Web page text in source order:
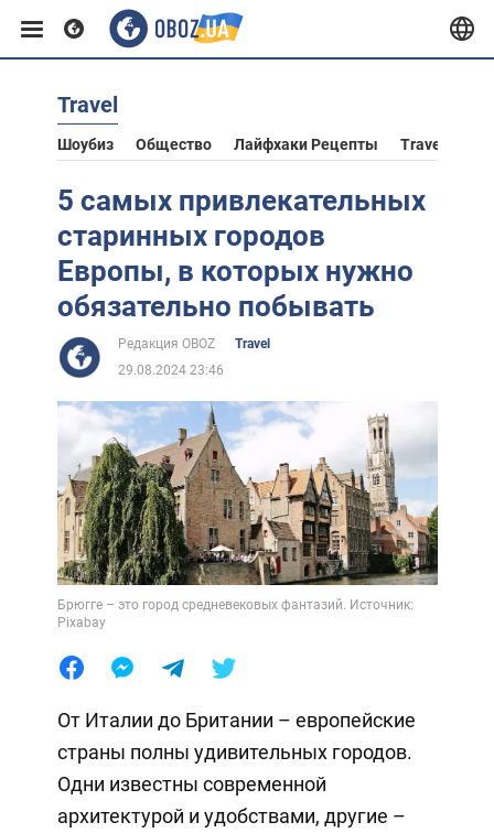
Европа
США
Азия
Африка
Жизнь
Лайфхаки
Travel
Шоубиз Общество Лайфхаки Рецепты Travel
5 самых привлекательных
старинных городов
Европы, в которых нужно
обязательно побывать
Редакция OBOZ
Travel
29.08.2024 23:46
Брюгге – это город средневековых фантазий. Источник:
Pixabay
От Италии до Британии – европейские
страны полны удивительных городов.
Одни известны современной
архитектурой и удобствами, другие –